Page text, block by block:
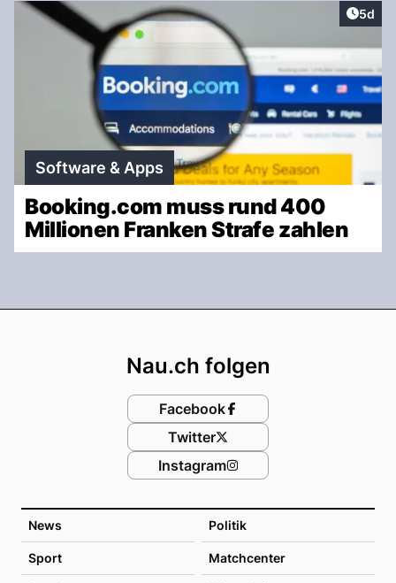
5d
Software & Apps
Booking.com muss rund 400
Millionen Franken Strafe zahlen
News Politik
Sport Matchcenter
Nau.ch folgen
Facebook
Twitter
Instagram